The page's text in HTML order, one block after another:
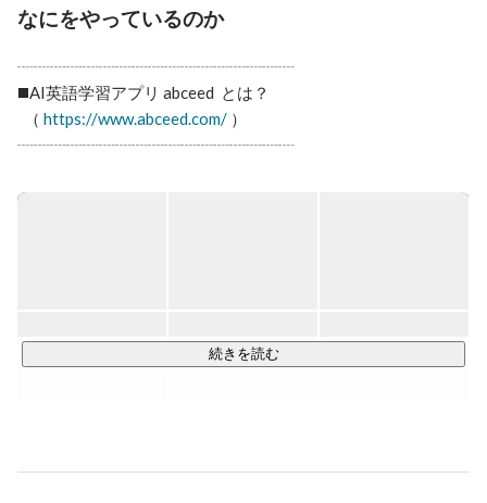
https://signal.diamond.jp/articles/-/1671
教材の活用で信頼勝ち取る
https://business.nikkei.com/atcl/NBD/19/00114/00196/
なにをやっているのか
┈┈┈┈┈┈┈┈┈┈┈┈┈┈┈┈┈
️◼️AI英語学習アプリ abceed  とは？
  （
https://www.abceed.com/ ）
┈┈┈┈┈┈┈┈┈┈┈┈┈┈┈┈┈
＊2023年3月アプリストアの教育アプリランキング１位獲得
◼️教材コンテンツ：英語学習コンテンツ1300以上を掲載
続きを読む